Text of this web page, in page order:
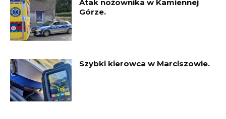
Atak nożownika w Kamiennej
Górze.
Szybki kierowca w Marciszowie.